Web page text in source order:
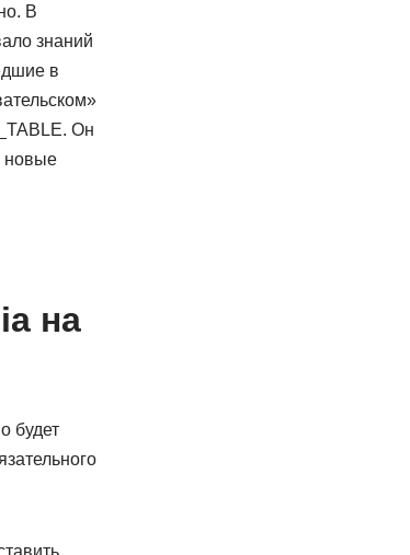
В
знаний
в
Он
новые
на
будет